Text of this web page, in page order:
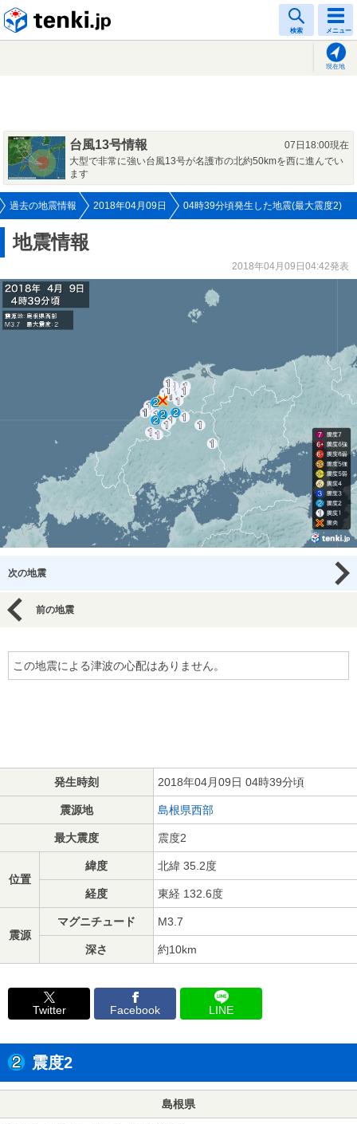
検索 メニュー
現在地
台風13号情報
07日18:00現在
大型で非常に強い台風13号が名護市の北約50kmを西に進んでい
ます
過去の地震情報 2018年04月09日 04時39分頃発生した地震(最大震度2)
地震情報
2018年04月09日04:42発表
次の地震
前の地震
この地震による津波の心配はありません。
発生時刻 2018年04月09日 04時39分頃
震源地 島根県西部
最大震度 震度2
位置
緯度 北緯 35.2度
経度 東経 132.6度
震源
マグニチュード M3.7
深さ 約10km
Twitter Facebook LINE
震度2
島根県